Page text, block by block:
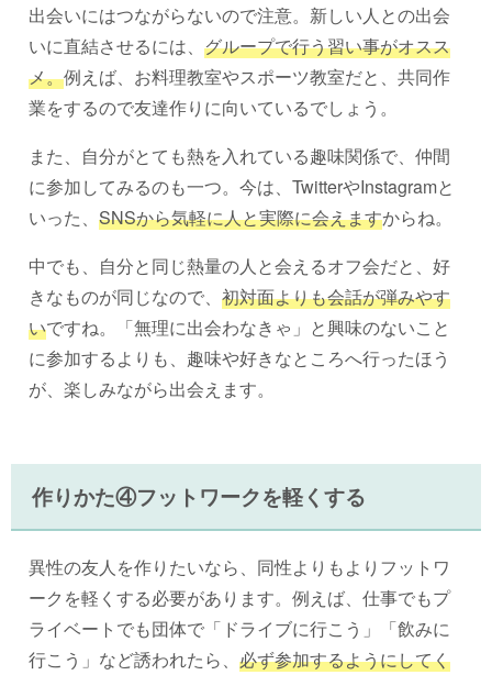
出会いにはつながらないので注意。新しい人との出会
いに直結させるには、 グループで行う習い事がオスス
メ。例えば、お料理教室やスポーツ教室だと、共同作
業をするので友達作りに向いているでしょう。
また、自分がとても熱を入れている趣味関係で、仲間
に参加してみるのも一つ。今は、TwitterやInstagramと
いった、 SNSから気軽に人と実際に会えますからね。
中でも、自分と同じ熱量の人と会えるオフ会だと、好
きなものが同じなので、 初対面よりも会話が弾みやす
いですね。「無理に出会わなきゃ」と興味のないこと
に参加するよりも、趣味や好きなところへ行ったほう
が、楽しみながら出会えます。
作りかた④フットワークを軽くする
異性の友人を作りたいなら、同性よりもよりフットワ
ークを軽くする必要があります。例えば、仕事でもプ
ライベートでも団体で「ドライブに行こう」「飲みに
行こう」など誘われたら、 必ず参加するようにしてく